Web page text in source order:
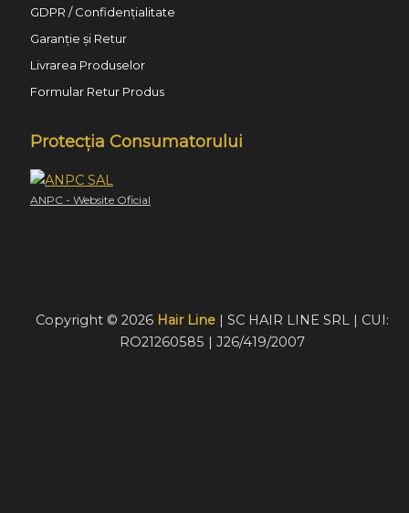
GDPR / Confidențialitate
Garanție și Retur
Livrarea Produselor
Formular Retur Produs
Protecția Consumatorului
ANPC - Website Oficial
Copyright © 2026 Hair Line| SC HAIR LINE SRL | CUI:
RO21260585 | J26/419/2007